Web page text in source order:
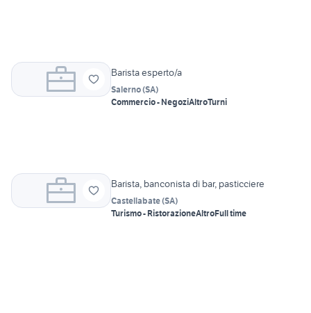
Barista esperto/a
Salerno(SA)
Commercio - NegoziAltroTurni
Barista, banconista di bar, pasticciere
Castellabate(SA)
Turismo - RistorazioneAltroFull time